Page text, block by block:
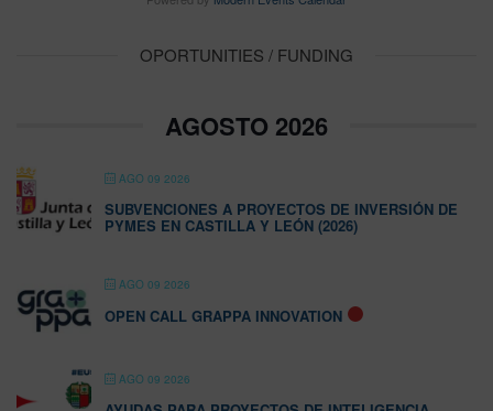
OPORTUNITIES / FUNDING
AGOSTO 2026
AGO 09 2026
SUBVENCIONES A PROYECTOS DE INVERSIÓN DE
PYMES EN CASTILLA Y LEÓN (2026)
AGO 09 2026
OPEN CALL GRAPPA INNOVATION
AGO 09 2026